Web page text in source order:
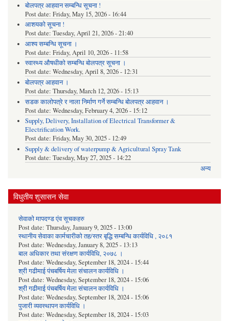
बोलपत्र आहवान सम्बन्धि सूचना !
Post date: Friday, May 15, 2026 - 16:44
आशयको सूचना !
Post date: Tuesday, April 21, 2026 - 21:40
आश्य सम्बन्धि सूचना ।
Post date: Friday, April 10, 2026 - 11:58
स्वास्थ्य औषधीको सम्बन्धि बोलपत्र सूचना ।
Post date: Wednesday, April 8, 2026 - 12:31
बोलपत्र आहवान ।
Post date: Thursday, March 12, 2026 - 15:13
सडक कालोपत्रे र नाला निर्माण गर्ने सम्बन्धि बोलपत्र आहवान ।
Post date: Wednesday, February 4, 2026 - 15:12
Supply, Delivery, Installation of Electrical Transformer &
Electrification Work.
Post date: Friday, May 30, 2025 - 12:49
Supply & delivery of waterpump & Agricultural Spray Tank
Post date: Tuesday, May 27, 2025 - 14:22
अन्य
विधुतीय शुसासन सेवा
सेवाको मापदण्ड एंव सूचकहरु
Post date: Thursday, January 9, 2025 - 13:00
स्थानीय सेवाका कार्मचारीको तह/स्तर बृद्धि सम्बन्धि कार्यविधि , २०८१
Post date: Wednesday, January 8, 2025 - 13:13
बाल अधिकार तथा संरक्षण कार्यविधि, २०७८ ।
Post date: Wednesday, September 18, 2024 - 15:44
श्री गढीमाई पंचबर्षिय मेला संचालन कार्यविधि ।
Post date: Wednesday, September 18, 2024 - 15:06
श्री गढीमाई पंचबर्षिय मेला संचालन कार्यविधि ।
Post date: Wednesday, September 18, 2024 - 15:06
पुजारी व्यवस्थापन कार्यविधि ।
Post date: Wednesday, September 18, 2024 - 15:03